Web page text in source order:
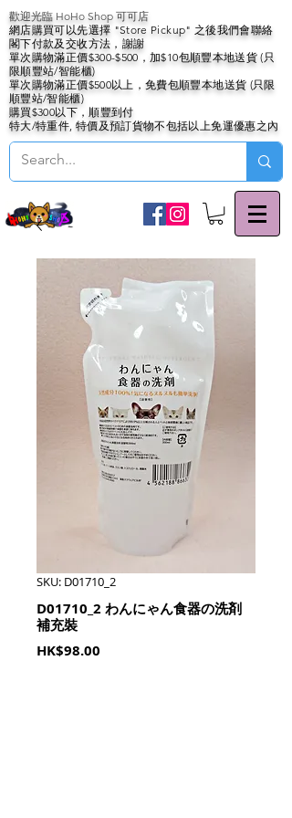
歡迎光臨 HoHo Shop 可可店
網店購買可以先選擇 "Store Pickup" 之後我們會聯絡
閣下付款及交收方法，謝謝
單次購物滿正價$300-$500，加$10包順豐本地送貨 (只
限順豐站/智能櫃)
單次購物滿正價$500以上，免費包順豐本地送貨 (只限
順豐站/智能櫃)
購買$300以下，順豐到付
特大/特重件, 特價及預訂貨物不包括以上免運優惠之內
SKU: D01710_2
D01710_2 わんにゃん食器の洗剤
補充裝
HK$98.00